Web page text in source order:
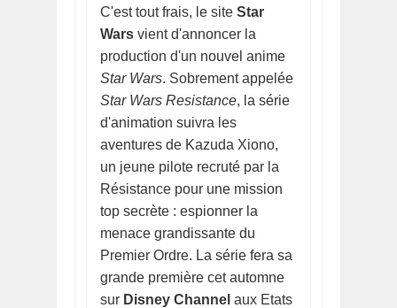
C'est tout frais, le site Star
Wars vient d'annoncer la
production d'un nouvel anime
Star Wars. Sobrement appelée
Star Wars Resistance, la série
d'animation suivra les
aventures de Kazuda Xiono,
un jeune pilote recruté par la
Résistance pour une mission
top secrète : espionner la
menace grandissante du
Premier Ordre. La série fera sa
grande première cet automne
sur Disney Channel aux Etats